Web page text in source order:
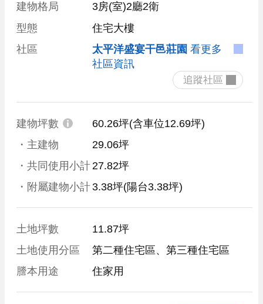
建物格局
3房(室)2廳2衛
型態
住宅大樓
社區
太平洋盛宴干邑莊園 看更多
社區資訊
建物坪數 60.26坪(含車位12.69坪)
・主建物
29.06坪
・共同使用小計 27.82坪
・附屬建物小計 3.38坪(陽台3.38坪)
土地坪數
11.87坪
土地使用分區
第二種住宅區、第三種住宅區
謄本用途
住家用